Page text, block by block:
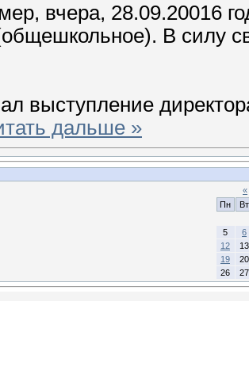
вчера, 28.09.20016
В силу
выступление
дальше »
«
Пн
Вт
5
6
12
13
19
20
26
27